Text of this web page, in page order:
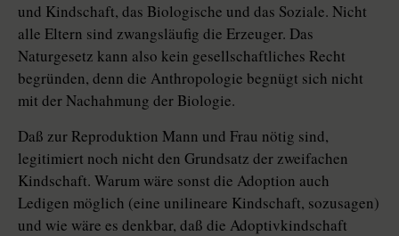
und Kindschaft, das Biologische und das Soziale. Nicht
alle Eltern sind zwangsläufig die Erzeuger. Das
Naturgesetz kann also kein gesellschaftliches Recht
begründen, denn die Anthropologie begnügt sich nicht
mit der Nachahmung der Biologie.
Daß zur Reproduktion Mann und Frau nötig sind,
legitimiert noch nicht den Grundsatz der zweifachen
Kindschaft. Warum wäre sonst die Adoption auch
Ledigen möglich (eine unilineare Kindschaft, sozusagen)
und wie wäre es denkbar, daß die Adoptivkindschaft